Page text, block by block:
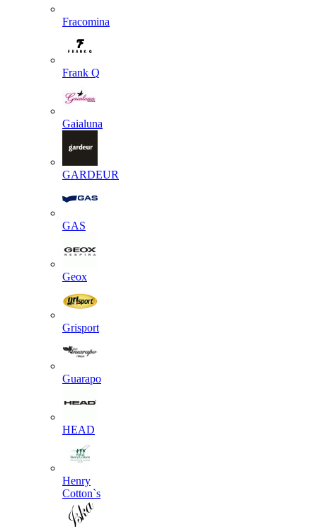
Fracomina
Frank Q
Gaialuna
GARDEUR
GAS
Geox
Grisport
Guarapo
HEAD
Henry
Cotton`s